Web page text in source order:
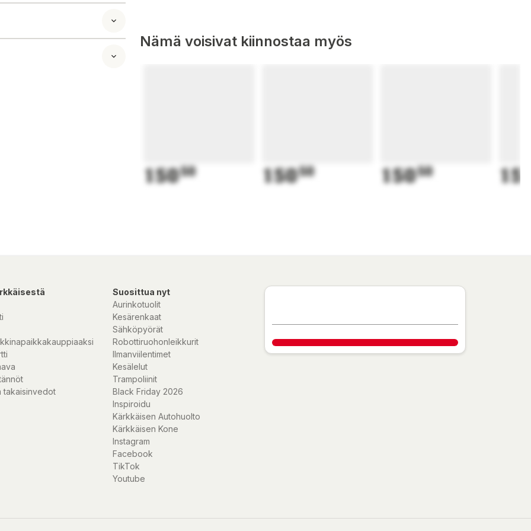
ja
Nämä voisivat kiinnostaa myös
15050 15050 15050
takaisinvedot
Suosittua nyt
Aurinkotuolit
Kesärenkaat
Sähköpyörät
Robottiruohonleikkurit
Ilmanviilentimet
Kesälelut
Trampoliinit
Black Friday 2026
Inspiroidu
Kärkkäisen Autohuolto
Kärkkäisen Kone
Instagram
Facebook
TikTok
Youtube